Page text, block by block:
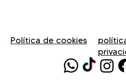
Política de cookies